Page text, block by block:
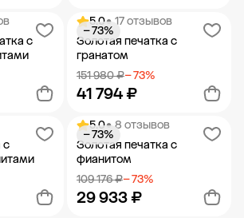
Добавить в корзину
с
5.0• 17 отзывов
Золотая печатка с
гранатом
151 980 ₽− 73%
41 794 ₽
− 73%
Добавить в корзину
с
5.0• 8 отзывов
Золотая печатка с
фианитом
109 176 ₽− 73%
29 933 ₽
− 73%